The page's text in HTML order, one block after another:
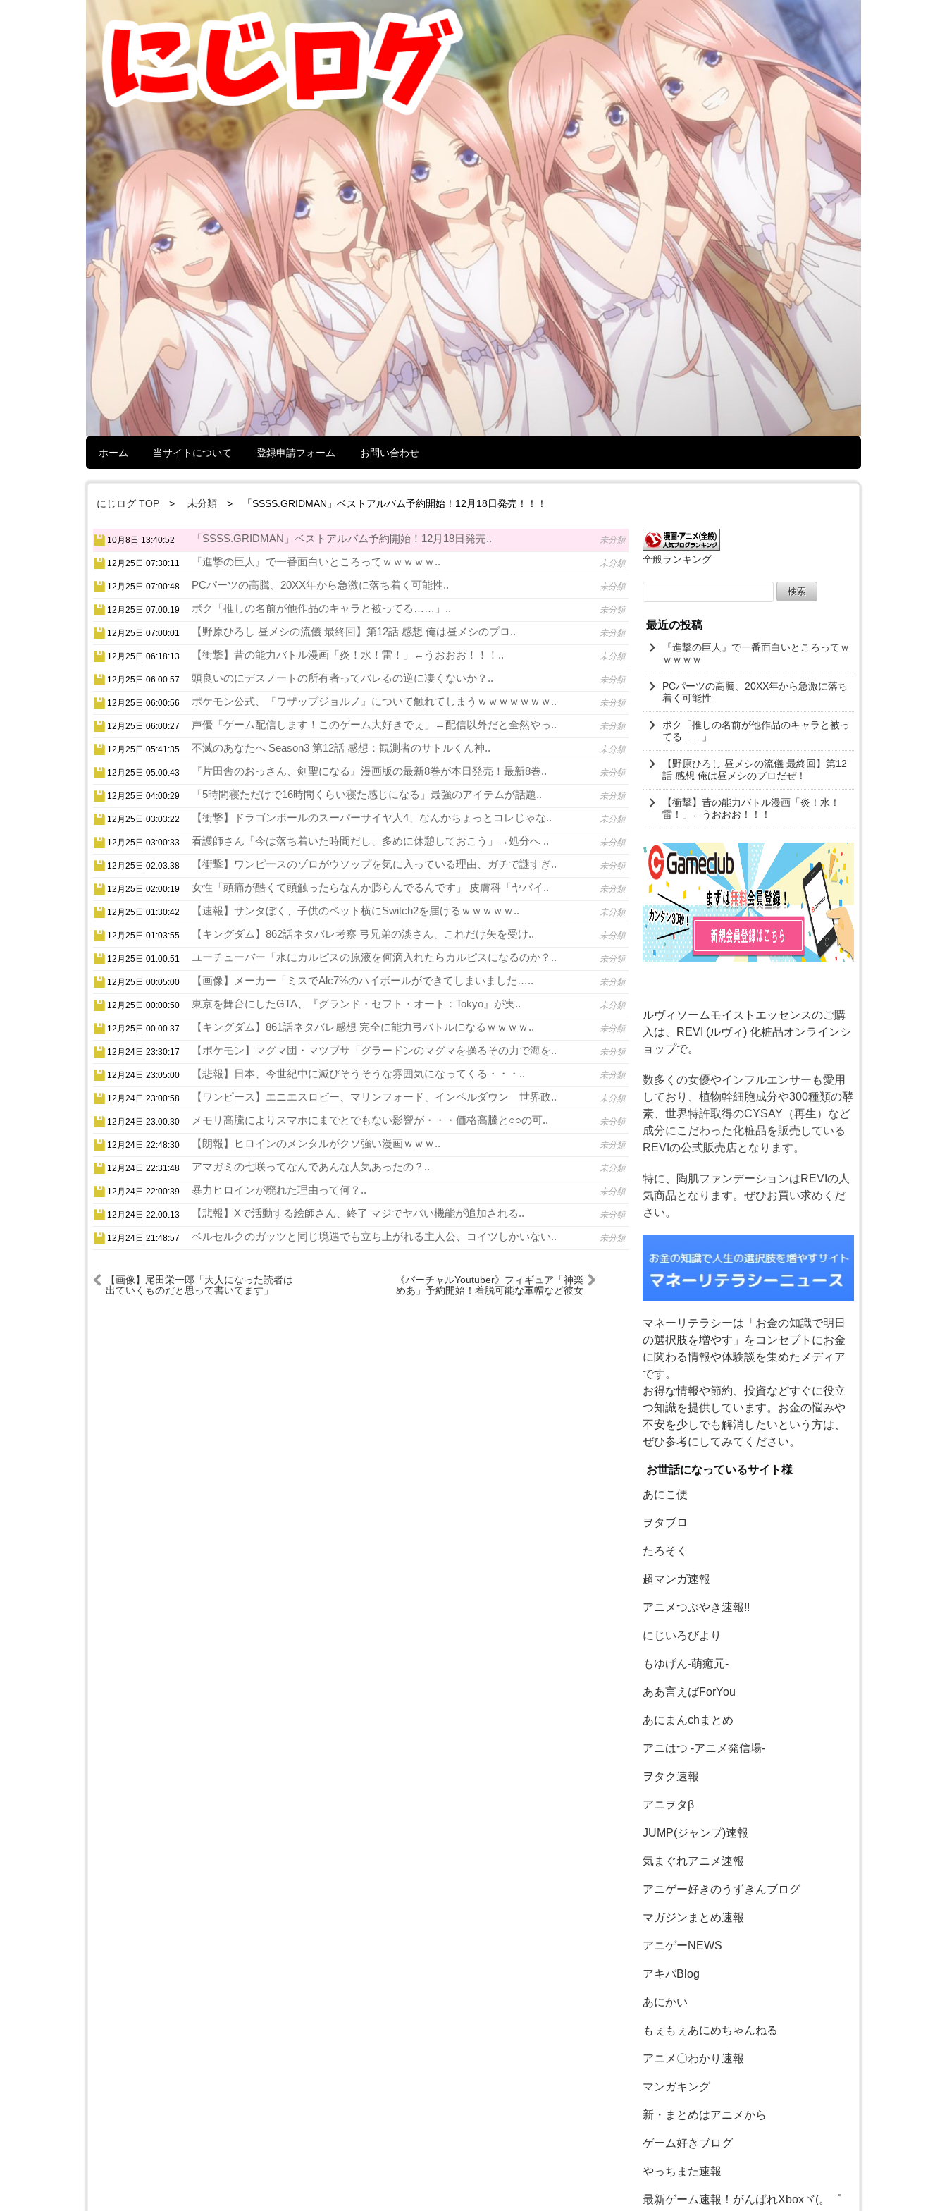
ホーム 当サイトについて 登録申請フォーム お問い合わせ
にじログ TOP 未分類 「SSSS.GRIDMAN」ベストアルバム予約開始！12月18日発売！！！
10月8日 13:40:52 「SSSS.GRIDMAN」ベストアルバム予約開始！12月18日発売.. 未分類
12月25日 07:30:11 『進撃の巨人』で一番面白いところってｗｗｗｗｗ.. 未分類
12月25日 07:00:48 PCパーツの高騰、20XX年から急激に落ち着く可能性.. 未分類
12月25日 07:00:19 ボク「推しの名前が他作品のキャラと被ってる……」.. 未分類
12月25日 07:00:01 【野原ひろし 昼メシの流儀 最終回】第12話 感想 俺は昼メシのプロ.. 未分類
12月25日 06:18:13 【衝撃】昔の能力バトル漫画「炎！水！雷！」←うおおお！！！.. 未分類
12月25日 06:00:57 頭良いのにデスノートの所有者ってバレるの逆に凄くないか？.. 未分類
12月25日 06:00:56 ポケモン公式、『ワザップジョルノ』について触れてしまうｗｗｗｗｗｗｗ.. 未分類
12月25日 06:00:27 声優「ゲーム配信します！このゲーム大好きでぇ」←配信以外だと全然やっ.. 未分類
12月25日 05:41:35 不滅のあなたへ Season3 第12話 感想：観測者のサトルくん神.. 未分類
12月25日 05:00:43 『片田舎のおっさん、剣聖になる』漫画版の最新8巻が本日発売！最新8巻.. 未分類
12月25日 04:00:29 「5時間寝ただけで16時間くらい寝た感じになる」最強のアイテムが話題.. 未分類
12月25日 03:03:22 【衝撃】ドラゴンボールのスーパーサイヤ人4、なんかちょっとコレじゃな.. 未分類
12月25日 03:00:33 看護師さん「今は落ち着いた時間だし、多めに休憩しておこう」→処分へ .. 未分類
12月25日 02:03:38 【衝撃】ワンピースのゾロがウソップを気に入っている理由、ガチで謎すぎ.. 未分類
12月25日 02:00:19 女性「頭痛が酷くて頭触ったらなんか膨らんでるんです」 皮膚科「ヤバイ.. 未分類
12月25日 01:30:42 【速報】サンタぼく、子供のベット横にSwitch2を届けるｗｗｗｗｗ.. 未分類
12月25日 01:03:55 【キングダム】862話ネタバレ考察 弓兄弟の淡さん、これだけ矢を受け.. 未分類
12月25日 01:00:51 ユーチューバー「水にカルピスの原液を何滴入れたらカルピスになるのか？.. 未分類
12月25日 00:05:00 【画像】メーカー「ミスでAlc7%のハイボールができてしまいました….. 未分類
12月25日 00:00:50 東京を舞台にしたGTA、『グランド・セフト・オート：Tokyo』が実.. 未分類
12月25日 00:00:37 【キングダム】861話ネタバレ感想 完全に能力弓バトルになるｗｗｗｗ.. 未分類
12月24日 23:30:17 【ポケモン】マグマ団・マツブサ「グラードンのマグマを操るその力で海を.. 未分類
12月24日 23:05:00 【悲報】日本、今世紀中に滅びそうそうな雰囲気になってくる・・・.. 未分類
12月24日 23:00:58 【ワンピース】エニエスロビー、マリンフォード、インペルダウン 世界政.. 未分類
12月24日 23:00:30 メモリ高騰によりスマホにまでとでもない影響が・・・価格高騰と○○の可.. 未分類
12月24日 22:48:30 【朗報】ヒロインのメンタルがクソ強い漫画ｗｗｗ.. 未分類
12月24日 22:31:48 アマガミの七咲ってなんであんな人気あったの？.. 未分類
12月24日 22:00:39 暴力ヒロインが廃れた理由って何？.. 未分類
12月24日 22:00:13 【悲報】Xで活動する絵師さん、終了 マジでヤバい機能が追加される.. 未分類
12月24日 21:48:57 ベルセルクのガッツと同じ境遇でも立ち上がれる主人公、コイツしかいない.. 未分類
【画像】尾田栄一郎「大人になった読者は
出ていくものだと思って書いてます」
《バーチャルYoutuber》フィギュア「神楽
めあ」予約開始！着脱可能な軍帽など彼女
全般ランキング
索:
最近の投稿
『進撃の巨人』で一番面白いところってｗ
ｗｗｗｗ
PCパーツの高騰、20XX年から急激に落ち
着く可能性
ボク「推しの名前が他作品のキャラと被っ
てる……」
【野原ひろし 昼メシの流儀 最終回】第12
話 感想 俺は昼メシのプロだぜ！
【衝撃】昔の能力バトル漫画「炎！水！
雷！」←うおおお！！！
ルヴィソームモイストエッセンスのご購
入は、REVI (ルヴィ) 化粧品オンラインシ
ョップで。
数多くの女優やインフルエンサーも愛用
しており、植物幹細胞成分や300種類の酵
素、世界特許取得のCYSAY（再生）など
成分にこだわった化粧品を販売している
REVIの公式販売店となります。
特に、陶肌ファンデーションはREVIの人
気商品となります。ぜひお買い求めくだ
さい。
マネーリテラシーは「お金の知識で明日
の選択肢を増やす」をコンセプトにお金
に関わる情報や体験談を集めたメディア
です。
お得な情報や節約、投資などすぐに役立
つ知識を提供しています。お金の悩みや
不安を少しでも解消したいという方は、
ぜひ参考にしてみてください。
お世話になっているサイト様
あにこ便
ヲタブロ
たろそく
超マンガ速報
アニメつぶやき速報!!
にじいろびより
もゆげん-萌癒元-
ああ言えばForYou
あにまんchまとめ
アニはつ -アニメ発信場-
ヲタク速報
アニヲタβ
JUMP(ジャンプ)速報
気まぐれアニメ速報
アニゲー好きのうずきんブログ
マガジンまとめ速報
アニゲーNEWS
アキバBlog
あにかい
もぇもぇあにめちゃんねる
アニメ〇わかり速報
マンガキング
新・まとめはアニメから
ゲーム好きブログ
やっちまた速報
最新ゲーム速報！がんばれXboxヾ(。゜